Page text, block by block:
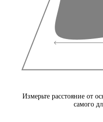
Измерьте расстояние от
самого